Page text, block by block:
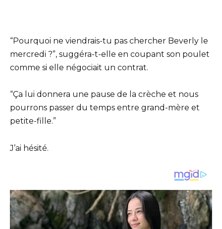
“Pourquoi ne viendrais-tu pas chercher Beverly le
mercredi ?”, suggéra-t-elle en coupant son poulet
comme si elle négociait un contrat.
“Ça lui donnera une pause de la crèche et nous
pourrons passer du temps entre grand-mère et
petite-fille.”
J’ai hésité.